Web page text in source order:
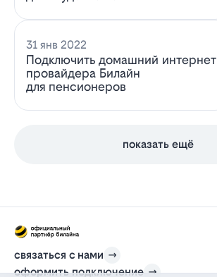
31 янв 2022
Подключить домашний интернет
провайдера Билайн
для пенсионеров
показать ещё
связаться с нами
оформить подключение